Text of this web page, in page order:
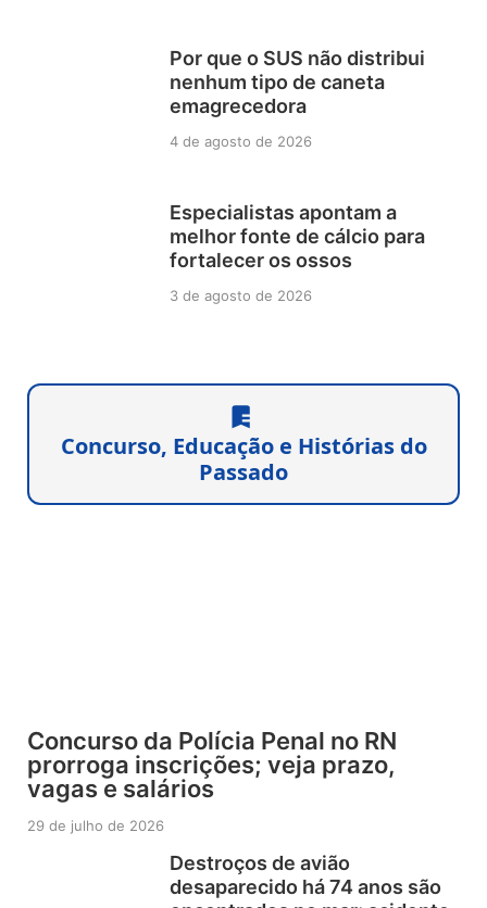
Por que o SUS não distribui
nenhum tipo de caneta
emagrecedora
4 de agosto de 2026
Especialistas apontam a
melhor fonte de cálcio para
fortalecer os ossos
3 de agosto de 2026
Concurso, Educação e Histórias do
Passado
Concurso da Polícia Penal no RN
prorroga inscrições; veja prazo,
vagas e salários
29 de julho de 2026
Destroços de avião
desaparecido há 74 anos são